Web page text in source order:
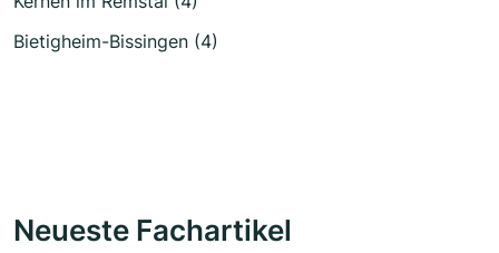
Bietigheim-Bissingen (4)
Neueste Fachartikel